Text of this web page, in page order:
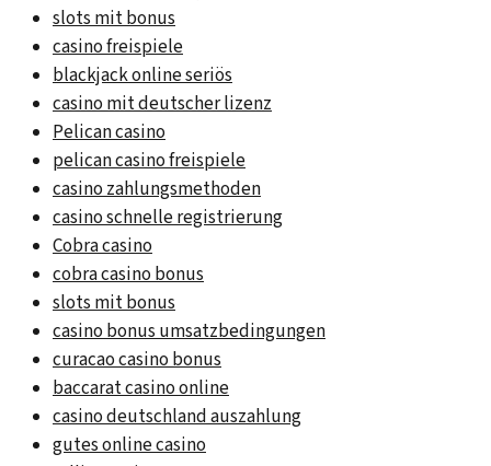
slots mit bonus
casino freispiele
blackjack online seriös
casino mit deutscher lizenz
Pelican casino
pelican casino freispiele
casino zahlungsmethoden
casino schnelle registrierung
Cobra casino
cobra casino bonus
slots mit bonus
casino bonus umsatzbedingungen
curacao casino bonus
baccarat casino online
casino deutschland auszahlung
gutes online casino